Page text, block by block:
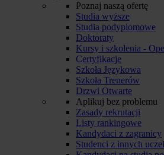
Poznaj naszą ofertę
Studia wyższe
Studia podyplomowe
Doktoraty
Kursy i szkolenia -
Certyfikacje
Szkoła Językowa
Szkoła Trenerów
Drzwi Otwarte
Aplikuj bez problemu
Zasady rekrutacji
Listy rankingowe
Kandydaci z zagranicy
Studenci z innych